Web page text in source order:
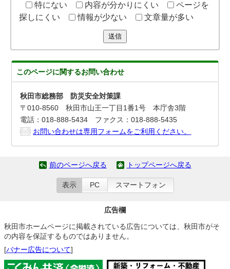
特にない
内容が分かりにくい
ページを
探しにくい
情報が少ない 文章量が多い
送信
このページに関するお問い合わせ
秋田市総務部 防災安全対策課
〒010-8560 秋田市山王一丁目1番1号 本庁舎3階
電話：018-888-5434 ファクス：018-888-5435
お問い合わせは専用フォームをご利用ください。
前のページへ戻る トップページへ戻る
表示 PC スマートフォン
広告欄
秋田市ホームページに掲載されている広告については、秋田市がそ
の内容を保証するものではありません。
[バナー広告について]